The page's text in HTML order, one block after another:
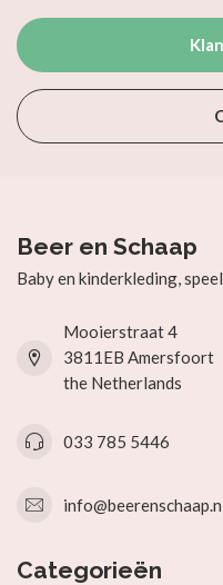
Beer en Schaap
Baby en kinderkleding,
Mooierstraat 4
3811EB Amersfoort
the Netherlands
033 785 5446
Categorieën